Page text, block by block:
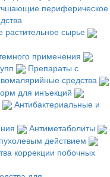
периферическое
растительное сырье
применения
Препараты с
средства
для инъекций
Антибактериальные и
Антиметаболиты
действием
коррекции побочных